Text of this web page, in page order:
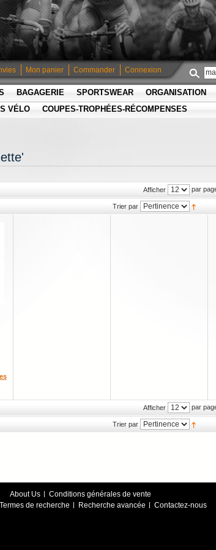
Mon panier Commander Connexion
BAGAGERIE SPORTSWEAR
ORGANISATION
VÉLO COUPES-TROPHÉES-RÉCOMPENSES
Afficher par
Trier par
Afficher par
Trier par
About Us
Conditions générales de vente
Termes de recherche Recherche avancée Contactez-nous